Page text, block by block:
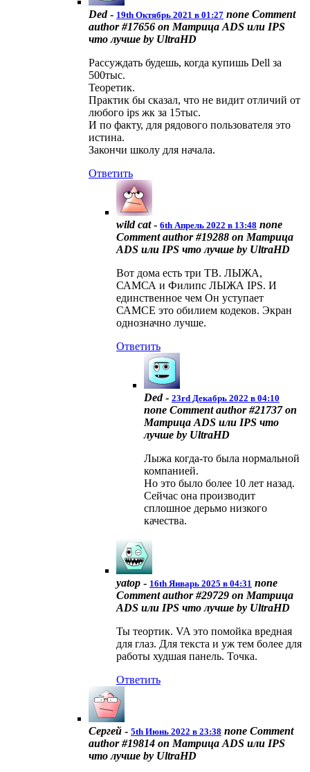
Ded - 19th Октябрь 2021 в 01:27 none Comment
author #17656 on Матрица ADS или IPS
что лучше by UltraHD
Рассуждать будешь, когда купишь Dell за
500тыс.
Теоретик.
Практик бы сказал, что не видит отличий от
любого ips жк за 15тыс.
И по факту, для рядового пользователя это
истина.
Закончи школу для начала.
Ответить
wild cat - 6th Апрель 2022 в 13:48 none
Comment author #19288 on Матрица
ADS или IPS что лучше by UltraHD
Вот дома есть три ТВ. ЛЫЖА,
САМСА и Филипс ЛЫЖА IPS. И
единственное чем Он уступает
САМСЕ это обилием кодеков. Экран
однозначно лучше.
Ответить
Ded - 23rd Декабрь 2022 в 04:10
none Comment author #21737 on
Матрица ADS или IPS что
лучше by UltraHD
Лыжа когда-то была нормальной
компанией.
Но это было более 10 лет назад.
Сейчас она производит
сплошное дерьмо низкого
качества.
yatop - 16th Январь 2025 в 04:31 none
Comment author #29729 on Матрица
ADS или IPS что лучше by UltraHD
Ты теортик. VA это помойка вредная
для глаз. Для текста и уж тем более для
работы худшая панель. Точка.
Ответить
Сергей - 5th Июнь 2022 в 23:38 none Comment
author #19814 on Матрица ADS или IPS
что лучше by UltraHD